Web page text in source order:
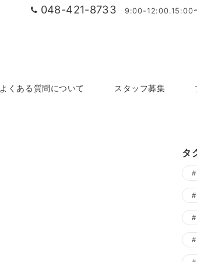
048-421-8733 9:00-12:00.15:00
よくある質問について スタッフ募集
タ